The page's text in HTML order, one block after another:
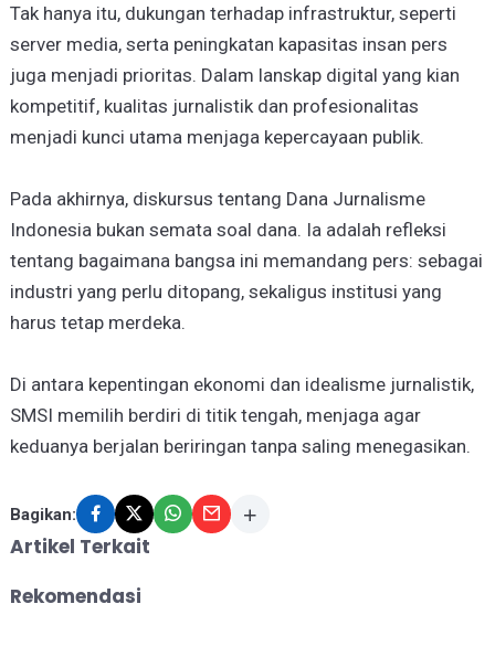
Tak hanya itu, dukungan terhadap infrastruktur, seperti
server media, serta peningkatan kapasitas insan pers
juga menjadi prioritas. Dalam lanskap digital yang kian
kompetitif, kualitas jurnalistik dan profesionalitas
menjadi kunci utama menjaga kepercayaan publik.
Pada akhirnya, diskursus tentang Dana Jurnalisme
Indonesia bukan semata soal dana. Ia adalah refleksi
tentang bagaimana bangsa ini memandang pers: sebagai
industri yang perlu ditopang, sekaligus institusi yang
harus tetap merdeka.
Di antara kepentingan ekonomi dan idealisme jurnalistik,
SMSI memilih berdiri di titik tengah, menjaga agar
keduanya berjalan beriringan tanpa saling menegasikan.
Bagikan:
Artikel Terkait
Rekomendasi